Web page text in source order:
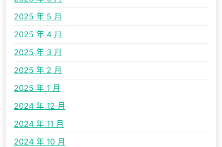
2025 年 5 月
2025 年 4 月
2025 年 3 月
2025 年 2 月
2025 年 1 月
2024 年 12 月
2024 年 11 月
2024 年 10 月